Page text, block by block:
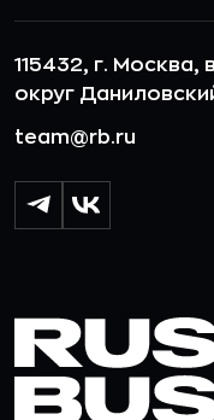
115432, г. Москва,
округ
team@rb.ru